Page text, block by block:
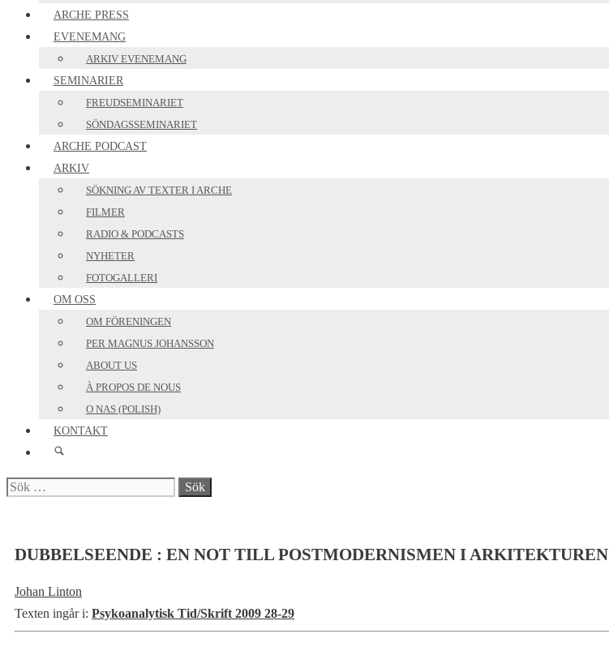
ARCHE PRESS
EVENEMANG
ARKIV EVENEMANG
SEMINARIER
FREUDSEMINARIET
SÖNDAGSSEMINARIET
ARCHE PODCAST
ARKIV
SÖKNING AV TEXTER I ARCHE
FILMER
RADIO & PODCASTS
NYHETER
FOTOGALLERI
OM OSS
OM FÖRENINGEN
PER MAGNUS JOHANSSON
ABOUT US
À PROPOS DE NOUS
O NAS (POLISH)
KONTAKT
Sök
DUBBELSEENDE : EN NOT TILL POSTMODERNISMEN I ARKITEKTUREN
Johan Linton
Texten ingår i: Psykoanalytisk Tid/Skrift 2009 28-29